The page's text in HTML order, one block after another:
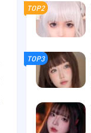
TOP2
TOP3